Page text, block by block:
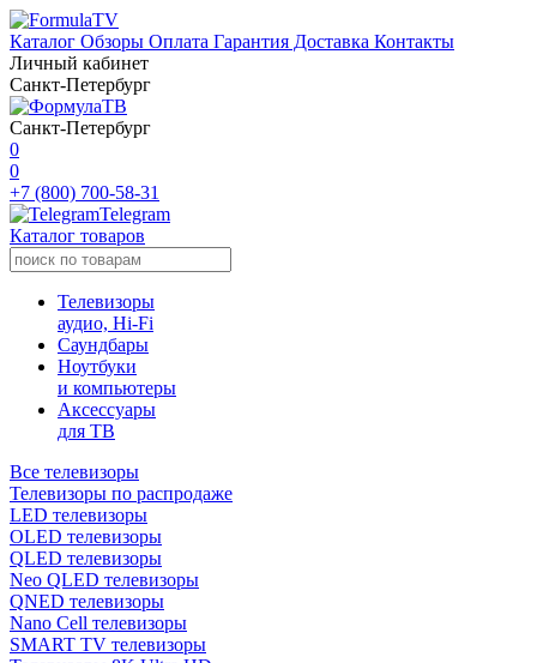
Каталог Обзоры Оплата Гарантия Доставка Контакты
Личный кабинет
Санкт-Петербург
Санкт-Петербург
0
0
+7 (800) 700-58-31
Telegram
Каталог товаров
Телевизоры
аудио, Hi-Fi
Саундбары
Ноутбуки
и компьютеры
Аксессуары
для ТВ
Все телевизоры
Телевизоры по распродаже
LED телевизоры
OLED телевизоры
QLED телевизоры
Neo QLED телевизоры
QNED телевизоры
Nano Cell телевизоры
SMART TV телевизоры